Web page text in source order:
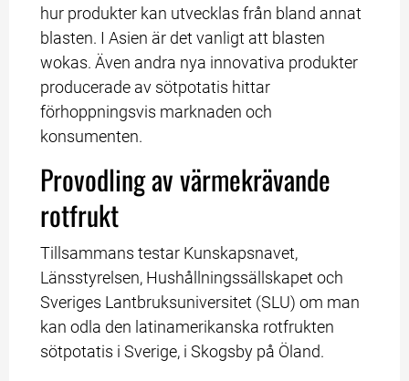
hur produkter kan utvecklas från bland annat
blasten. I Asien är det vanligt att blasten
wokas. Även andra nya innovativa produkter
producerade av sötpotatis hittar
förhoppningsvis marknaden och
konsumenten.
Provodling av värmekrävande
rotfrukt
Tillsammans testar Kunskapsnavet,
Länsstyrelsen, Hushållningssällskapet och
Sveriges Lantbruksuniversitet (SLU) om man
kan odla den latinamerikanska rotfrukten
sötpotatis i Sverige, i Skogsby på Öland.